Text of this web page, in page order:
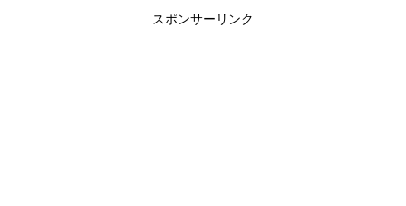
スポンサーリンク